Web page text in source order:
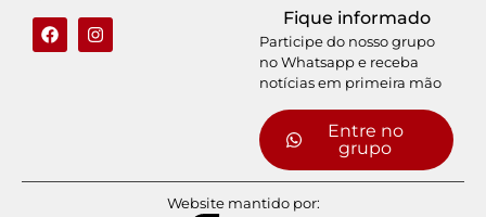
Fique informado
Participe do nosso grupo
no Whatsapp e receba
notícias em primeira mão
Entre no
grupo
Website mantido por: